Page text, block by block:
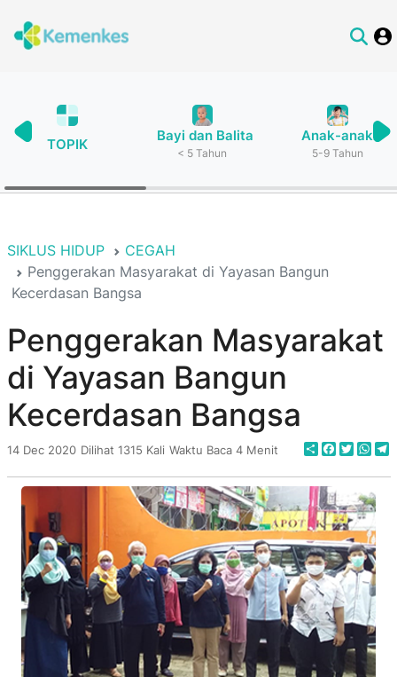
TOPIK
Bayi dan Balita
< 5 Tahun
Anak-anak
5-9 Tahun
SIKLUS HIDUP
CEGAH
Penggerakan Masyarakat di Yayasan Bangun
Kecerdasan Bangsa
Penggerakan Masyarakat
di Yayasan Bangun
Kecerdasan Bangsa
14 Dec 2020 Dilihat 1315 Kali Waktu Baca 4 Menit Share